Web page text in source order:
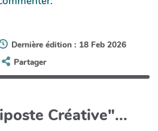
Dernière édition : 18 Feb 2026
Partager
Créative"...